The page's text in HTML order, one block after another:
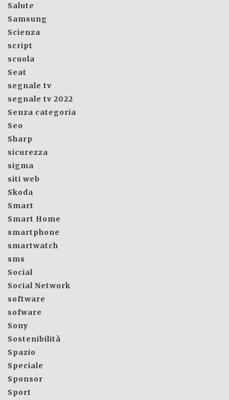
Salute
Samsung
Scienza
script
scuola
Seat
segnale tv
segnale tv 2022
Senza categoria
Seo
Sharp
sicurezza
sigma
siti web
Skoda
Smart
Smart Home
smartphone
smartwatch
sms
Social
Social Network
software
sofware
Sony
Sostenibilità
Spazio
Speciale
Sponsor
Sport